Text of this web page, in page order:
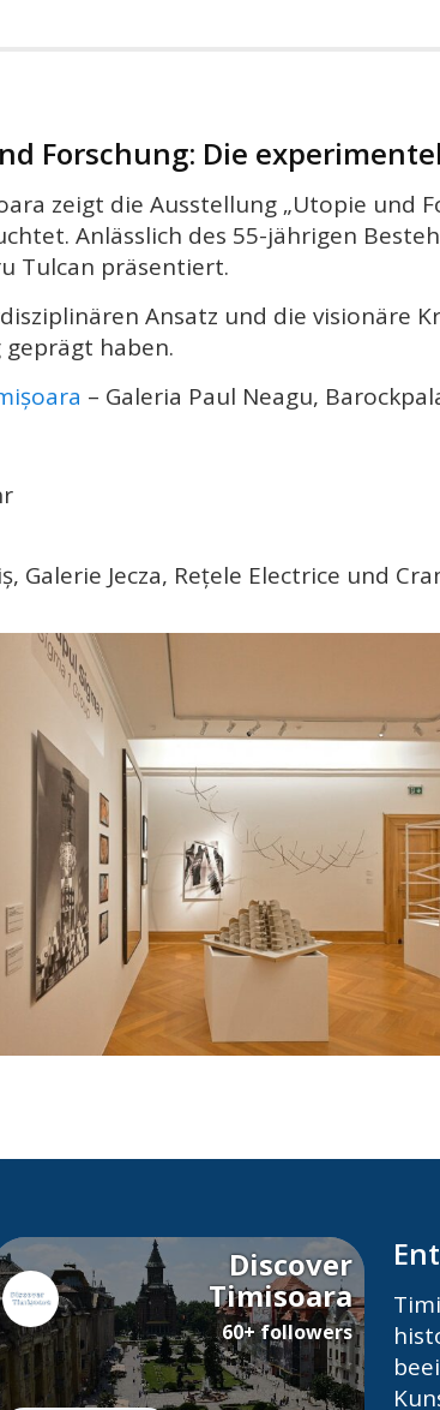
Forschung: Die
zeigt die Ausstellung „Utopie und
Anlässlich des 55-jährigen
Tulcan präsentiert.
Ansatz und die visionäre
haben.
– Galeria Paul Neagu,
Galerie Jecza, Rețele Electrice und
Discover
Timisoara
60+ followers